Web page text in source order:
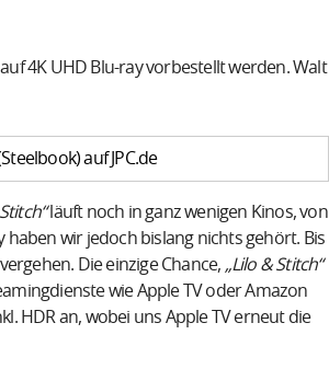
4K UHD Blu-ray vorbestellt werden. Walt
auf JPC.de
läuft noch in ganz wenigen Kinos, von
haben wir jedoch bislang nichts gehört. Bis
Die einzige Chance, „Lilo & Stitch“
wie Apple TV oder Amazon
HDR an, wobei uns Apple TV erneut die